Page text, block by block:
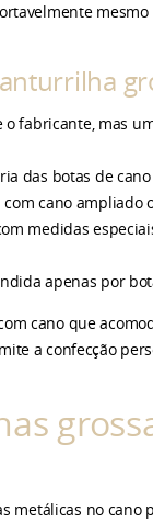
fabricante, mas
das botas de
cano ampliado
medidas
apenas por
cano que
a confecção
metálicas no